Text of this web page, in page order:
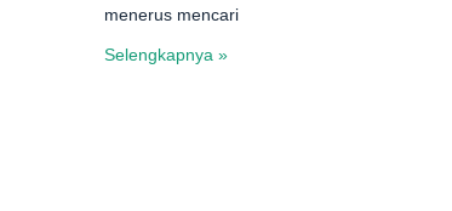
menerus mencari
Selengkapnya »